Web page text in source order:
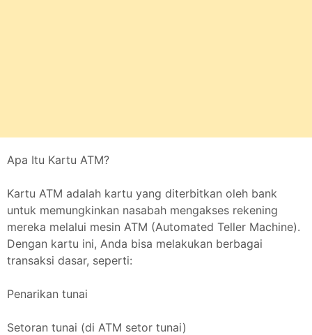
Apa Itu Kartu ATM?
Kartu ATM adalah kartu yang diterbitkan oleh bank
untuk memungkinkan nasabah mengakses rekening
mereka melalui mesin ATM (Automated Teller Machine).
Dengan kartu ini, Anda bisa melakukan berbagai
transaksi dasar, seperti:
Penarikan tunai
Setoran tunai (di ATM setor tunai)